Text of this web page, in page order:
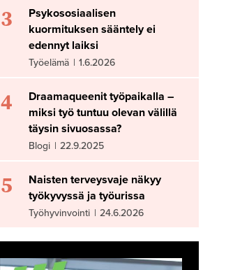
3
Psykososiaalisen
kuormituksen sääntely ei
edennyt laiksi
Työelämä | 1.6.2026
4
Draamaqueenit työpaikalla –
miksi työ tuntuu olevan välillä
täysin sivuosassa?
Blogi | 22.9.2025
5
Naisten terveysvaje näkyy
työkyvyssä ja työurissa
Työhyvinvointi | 24.6.2026